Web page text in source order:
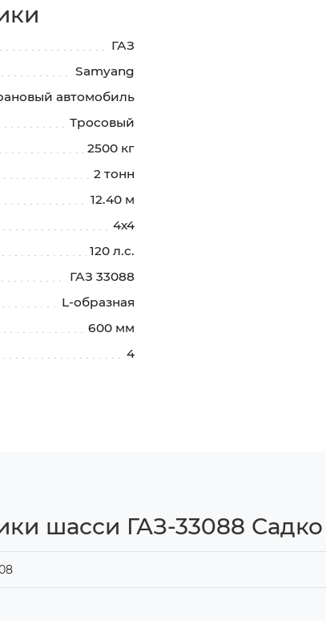
ГАЗ
Samyang
автомобиль
Тросовый
2500 кг
2 тонн
12.40 м
4х4
120 л.с.
ГАЗ 33088
L-образная
600 мм
4
шасси ГАЗ-33088 Садко